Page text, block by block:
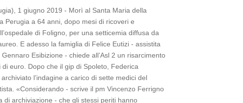
1 giugno 2019 - Morì al Santa Maria della
Perugia a 64 anni, dopo mesi di ricoveri e
di Foligno, per una setticemia diffusa da
E adesso la famiglia di Felice Eutizi - assistita
Gennaro Esibizione - chiede all’Asl 2 un risarcimento
di euro. Dopo che il gip di Spoleto, Federica
l’indagine a carico di sette medici del
«Considerando - scrive il pm Vincenzo Ferrigno
di archiviazione - che gli stessi periti hanno